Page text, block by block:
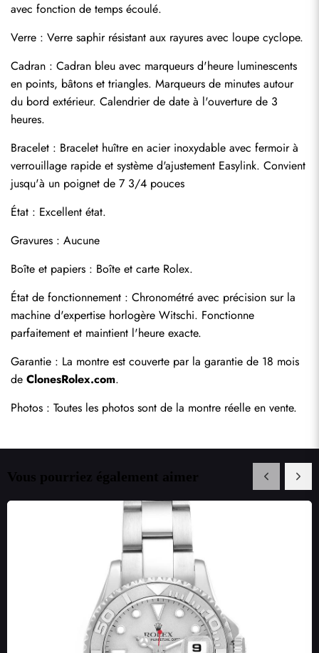
avec fonction de temps écoulé.
Verre : Verre saphir résistant aux rayures avec loupe cyclope.
Cadran : Cadran bleu avec marqueurs d'heure luminescents
en points, bâtons et triangles. Marqueurs de minutes autour
du bord extérieur. Calendrier de date à l'ouverture de 3
heures.
Bracelet : Bracelet huître en acier inoxydable avec fermoir à
verrouillage rapide et système d'ajustement Easylink. Convient
jusqu'à un poignet de 7 3/4 pouces
État : Excellent état.
Gravures : Aucune
Boîte et papiers : Boîte et carte Rolex.
État de fonctionnement : Chronométré avec précision sur la
machine d'expertise horlogère Witschi. Fonctionne
parfaitement et maintient l'heure exacte.
Garantie : La montre est couverte par la garantie de 18 mois
de ClonesRolex.com.
Photos : Toutes les photos sont de la montre réelle en vente.
Vous pourriez également aimer
Envoyer